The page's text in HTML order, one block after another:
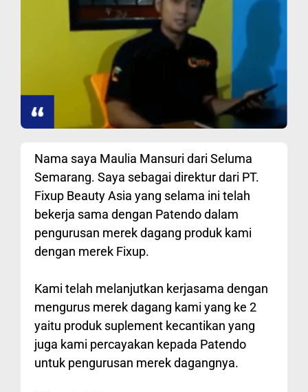
Nama saya Maulia Mansuri dari Seluma
Semarang. Saya sebagai direktur dari PT.
Fixup Beauty Asia yang selama ini telah
bekerja sama dengan Patendo dalam
pengurusan merek dagang produk kami
dengan merek Fixup.
Kami telah melanjutkan kerjasama dengan
mengurus merek dagang kami yang ke 2
yaitu produk suplement kecantikan yang
juga kami percayakan kepada Patendo
untuk pengurusan merek dagangnya.